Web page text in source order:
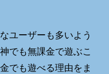
ユーザーも多いよう
でも無課金で遊ぶこ
でも遊べる理由をま